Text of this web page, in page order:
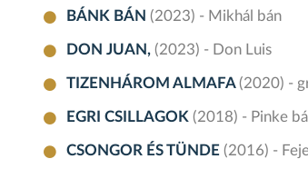
BÁNK BÁN(2023) - Mikhál bán
DON JUAN,(2023) - Don Luis
TIZENHÁROM ALMAFA(2020) -
EGRI CSILLAGOK(2018) - Pinke
CSONGOR ÉS TÜNDE(2016) -